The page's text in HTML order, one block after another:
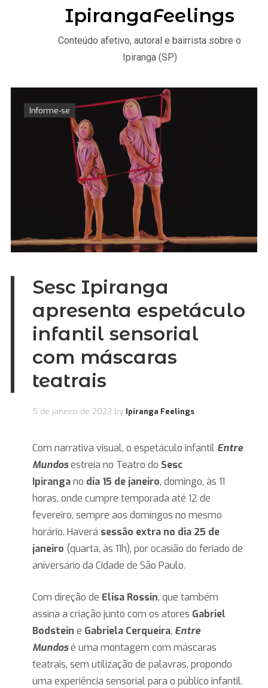
Informe-se
Sesc Ipiranga
apresenta espetáculo
infantil sensorial
com máscaras
teatrais
5 de janeiro de 2023 by Ipiranga Feelings
Com narrativa visual, o espetáculo infantil Entre
Mundosestreia no Teatro do Sesc
Ipirangano dia 15 de janeiro, domingo, às 11
horas, onde cumpre temporada até 12 de
fevereiro, sempre aos domingos no mesmo
horário. Haverá sessão extra no dia 25 de
janeiro (quarta, às 11h), por ocasião do feriado de
aniversário da Cidade de São Paulo.
Com direção de Elisa Rossin, que também
assina a criação junto com os atores Gabriel
Bodstein e Gabriela Cerqueira, Entre
Mundosé uma montagem com máscaras
teatrais, sem utilização de palavras, propondo
uma experiência sensorial para o público infantil.
IpirangaFeelings
Conteúdo afetivo, autoral e bairrista sobre o
Ipiranga (SP)